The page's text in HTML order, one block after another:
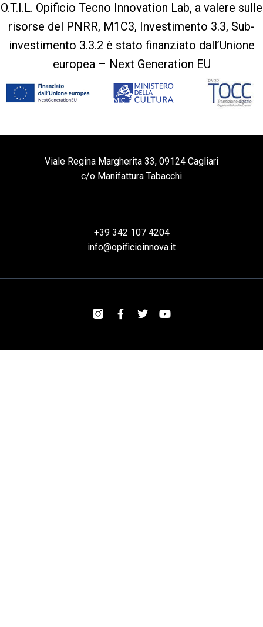
O.T.I.L. Opificio Tecno Innovation Lab, a valere sulle
risorse del PNRR, M1C3, Investimento 3.3, Sub-
investimento 3.3.2 è stato finanziato dall’Unione
europea – Next Generation EU
Viale Regina Margherita 33, 09124 Cagliari
c/o Manifattura Tabacchi
+39 342 107 4204
info@opificioinnova.it